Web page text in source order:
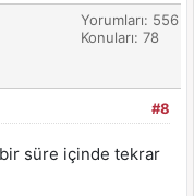
Yorumları: 556
Konuları: 78
#8
bir süre içinde tekrar